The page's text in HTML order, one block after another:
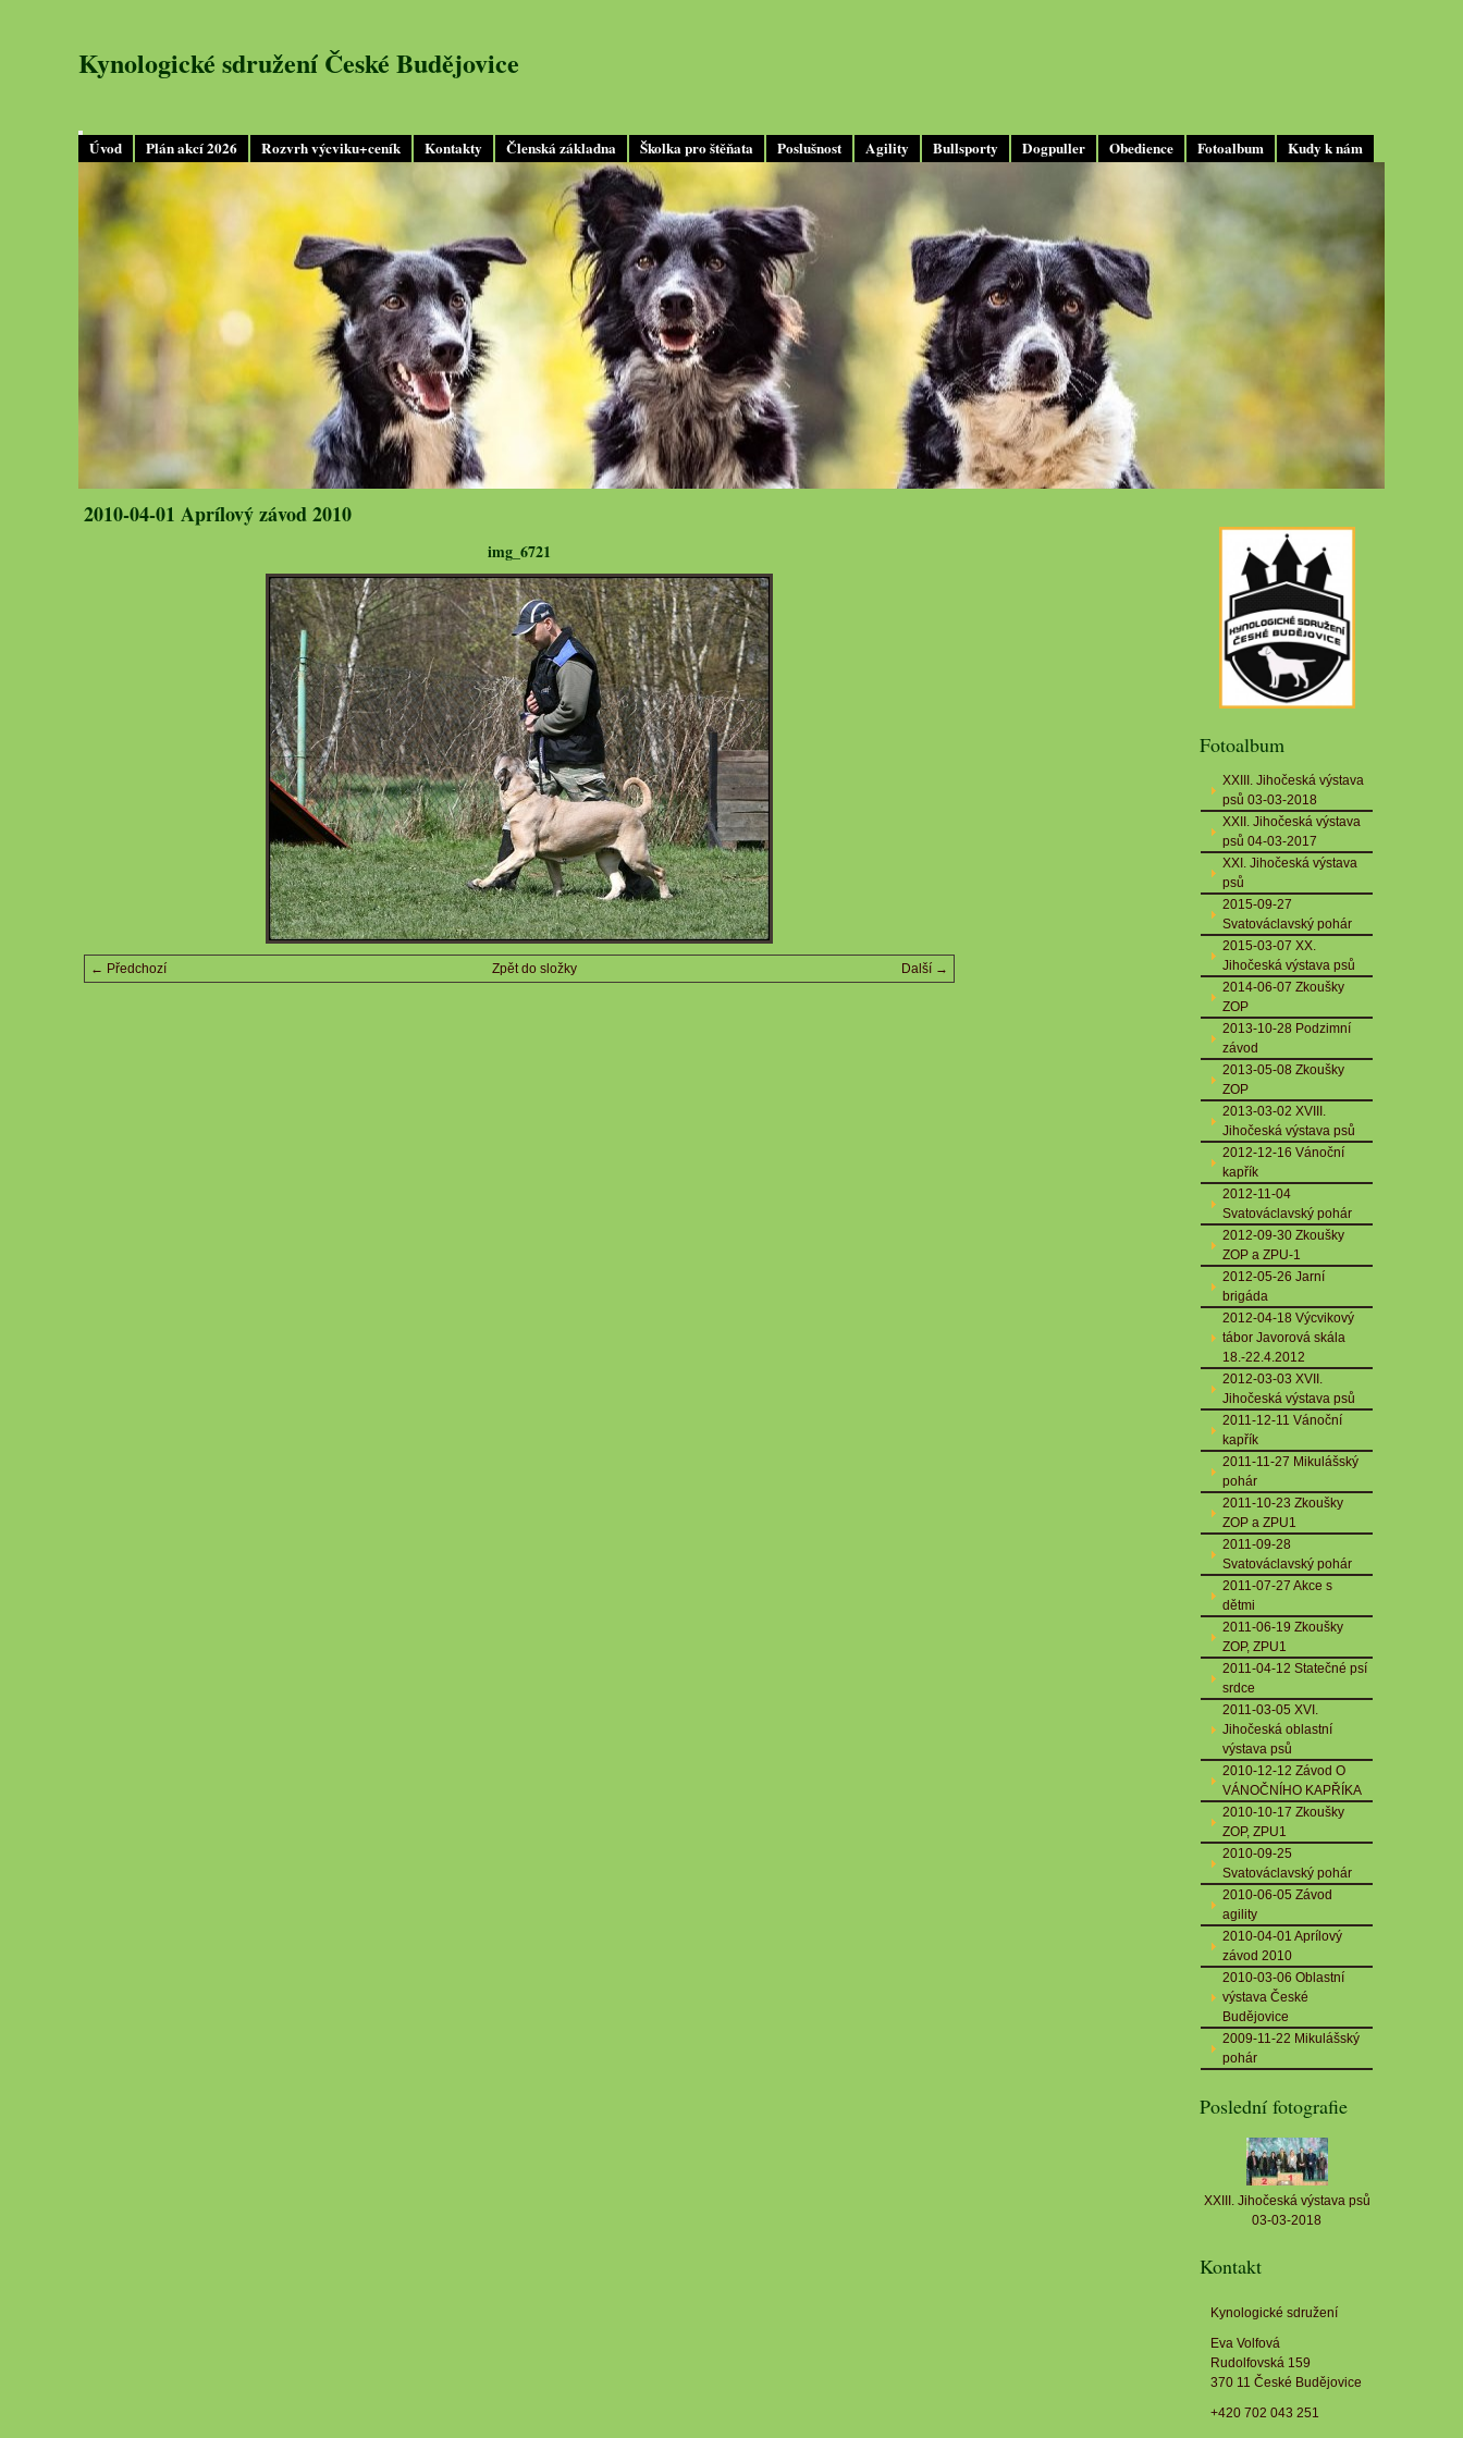
Úvod Plán akcí 2026 Rozvrh výcviku+ceník Kontakty Členská základna Školka pro štěňata Poslušnost Agility Bullsporty Dogpuller Obedience Fotoalbum Kudy k nám
Kynologické sdružení České Budějovice
2010-04-01 Aprílový závod 2010
img_6721
← Předchozí Další →
Zpět do složky
Fotoalbum
XXIII. Jihočeská výstava
psů 03-03-2018
XXII. Jihočeská výstava
psů 04-03-2017
XXI. Jihočeská výstava
psů
2015-09-27
Svatováclavský pohár
2015-03-07 XX.
Jihočeská výstava psů
2014-06-07 Zkoušky
ZOP
2013-10-28 Podzimní
závod
2013-05-08 Zkoušky
ZOP
2013-03-02 XVIII.
Jihočeská výstava psů
2012-12-16 Vánoční
kapřík
2012-11-04
Svatováclavský pohár
2012-09-30 Zkoušky
ZOP a ZPU-1
2012-05-26 Jarní
brigáda
2012-04-18 Výcvikový
tábor Javorová skála
18.-22.4.2012
2012-03-03 XVII.
Jihočeská výstava psů
2011-12-11 Vánoční
kapřík
2011-11-27 Mikulášský
pohár
2011-10-23 Zkoušky
ZOP a ZPU1
2011-09-28
Svatováclavský pohár
2011-07-27 Akce s
dětmi
2011-06-19 Zkoušky
ZOP, ZPU1
2011-04-12 Statečné psí
srdce
2011-03-05 XVI.
Jihočeská oblastní
výstava psů
2010-12-12 Závod O
VÁNOČNÍHO KAPŘÍKA
2010-10-17 Zkoušky
ZOP, ZPU1
2010-09-25
Svatováclavský pohár
2010-06-05 Závod
agility
2010-04-01 Aprílový
závod 2010
2010-03-06 Oblastní
výstava České
Budějovice
2009-11-22 Mikulášský
pohár
Poslední fotografie
XXIII. Jihočeská výstava psů
03-03-2018
Kontakt
Kynologické sdružení
Eva Volfová
Rudolfovská 159
370 11 České Budějovice
+420 702 043 251